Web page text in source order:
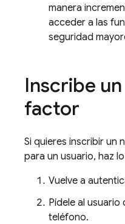
manera
acceder a las
seguridad
Inscribe
factor
Si quieres inscribir un
para un usuario, haz
Vuelve a
Pídele al
teléfono.